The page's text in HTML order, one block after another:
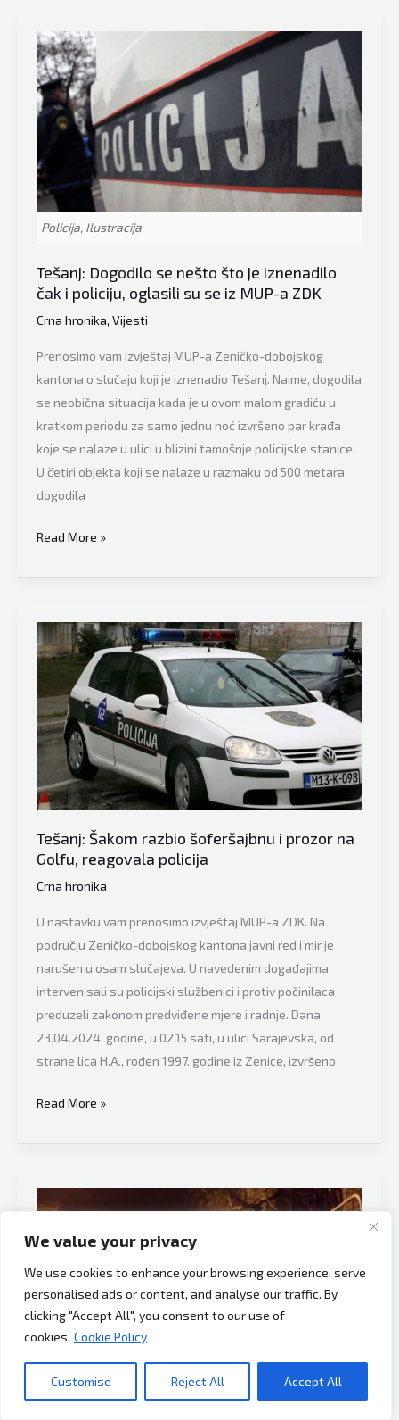
We value your privacy
We use cookies to enhance your browsing experience, serve
personalised ads or content, and analyse our traffic. By
clicking "Accept All", you consent to our use of
cookies. Cookie Policy
Customise Reject All Accept All
Porschea
rasuti
po
cesti
Policija, Ilustracija
Tešanj: Dogodilo se nešto što je iznenadilo
čak i policiju, oglasili su se iz MUP-a ZDK
Crna hronika, Vijesti
Prenosimo vam izvještaj MUP-a Zeničko-dobojskog
kantona o slučaju koji je iznenadio Tešanj. Naime, dogodila
se neobična situacija kada je u ovom malom gradiću u
kratkom periodu za samo jednu noć izvršeno par krađa
koje se nalaze u ulici u blizini tamošnje policijske stanice.
U četiri objekta koji se nalaze u razmaku od 500 metara
dogodila
Tešanj:
se
što
je
iznenadilo
čak
i
policiju,
oglasili
su
se
iz
MUP-
a
Read More »
Tešanj: Šakom razbio šoferšajbnu i prozor na
Golfu, reagovala policija
Crna hronika
U nastavku vam prenosimo izvještaj MUP-a ZDK. Na
području Zeničko-dobojskog kantona javni red i mir je
narušen u osam slučajeva. U navedenim događajima
intervenisali su policijski službenici i protiv počinilaca
preduzeli zakonom predviđene mjere i radnje. Dana
23.04.2024. godine, u 02,15 sati, u ulici Sarajevska, od
strane lica H.A., rođen 1997. godine iz Zenice, izvršeno
Tešanj:
razbio
na
reagovala
policija
Read More »